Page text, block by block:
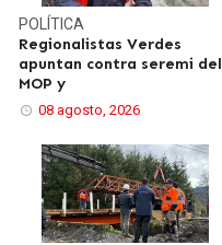
POLÍTICA
Regionalistas Verdes
apuntan contra seremi del
MOP y
08 agosto, 2026